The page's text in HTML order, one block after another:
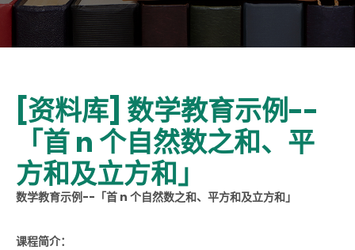
[资料库] 数学教育示例--
「首 n 个自然数之和、平
方和及立方和」
数学教育示例--「首 n 个自然数之和、平方和及立方和」
课程简介：